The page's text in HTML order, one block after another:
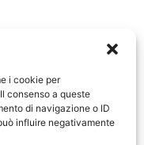
i cookie per
consenso a queste
di navigazione o ID
influire negativamente